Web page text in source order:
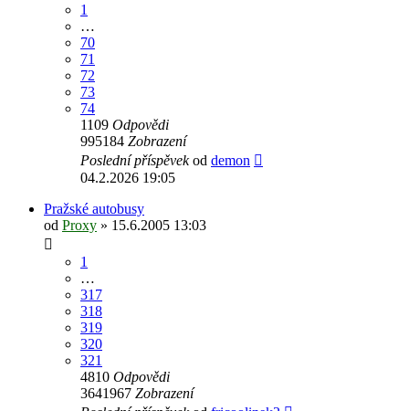
1
…
70
71
72
73
74
1109 Odpovědi
995184 Zobrazení
Poslední příspěvekod demon
04.2.2026 19:05
Pražské autobusy
od Proxy » 15.6.2005 13:03
1
…
317
318
319
320
321
4810 Odpovědi
3641967 Zobrazení